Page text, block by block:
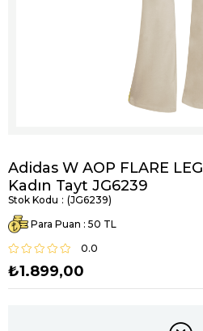
Adidas W AOP FLARE LEG
Kadın Tayt JG6239
Stok Kodu
(JG6239)
Para Puan : 50
0.0
₺1.899,00